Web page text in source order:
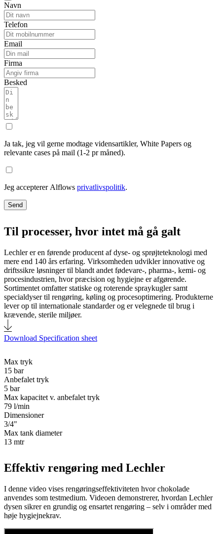
Navn
Telefon
Email
Firma
Besked
Ja tak, jeg vil gerne modtage vidensartikler, White Papers og
relevante cases på mail (1-2 pr måned).
Jeg accepterer Alflows privatlivspolitik.
Send
Til processer, hvor intet må gå galt
Lechler er en førende producent af dyse- og sprøjteteknologi med
mere end 140 års erfaring. Virksomheden udvikler innovative og
driftssikre løsninger til blandt andet fødevare-, pharma-, kemi- og
procesindustrien, hvor præcision og hygiejne er afgørende.
Sortimentet omfatter statiske og roterende spraykugler samt
specialdyser til rengøring, køling og procesoptimering. Produkterne
lever op til internationale standarder og er velegnede til brug i
krævende, sterile miljøer.
Download Specification sheet
Max tryk
15 bar
Anbefalet tryk
5 bar
Max kapacitet v. anbefalet tryk
79 l/min
Dimensioner
3/4"
Max tank diameter
13 mtr
Effektiv rengøring med Lechler
I denne video vises rengøringseffektiviteten hvor chokolade
anvendes som testmedium. Videoen demonstrerer, hvordan Lechler
dysen sikrer en grundig og ensartet rengøring – selv i områder med
høje hygiejnekrav.